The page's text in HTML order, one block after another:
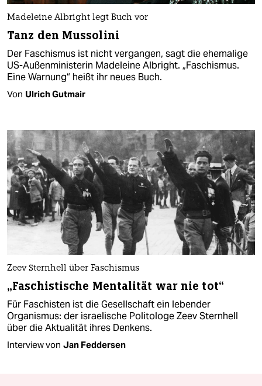
Madeleine Albright legt Buch vor
Tanz den Mussolini
Der Faschismus ist nicht vergangen, sagt die ehemalige
US-Außenministerin Madeleine Albright. „Faschismus.
Eine Warnung“ heißt ihr neues Buch.
Von Ulrich Gutmair
Zeev Sternhell über Faschismus
„Faschistische Mentalität war nie tot“
Für Faschisten ist die Gesellschaft ein lebender
Organismus: der israelische Politologe Zeev Sternhell
über die Aktualität ihres Denkens.
Interview von Jan Feddersen